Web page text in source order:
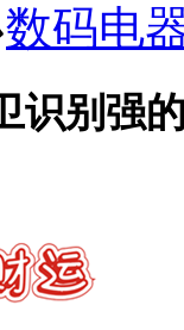
数码电
识别强